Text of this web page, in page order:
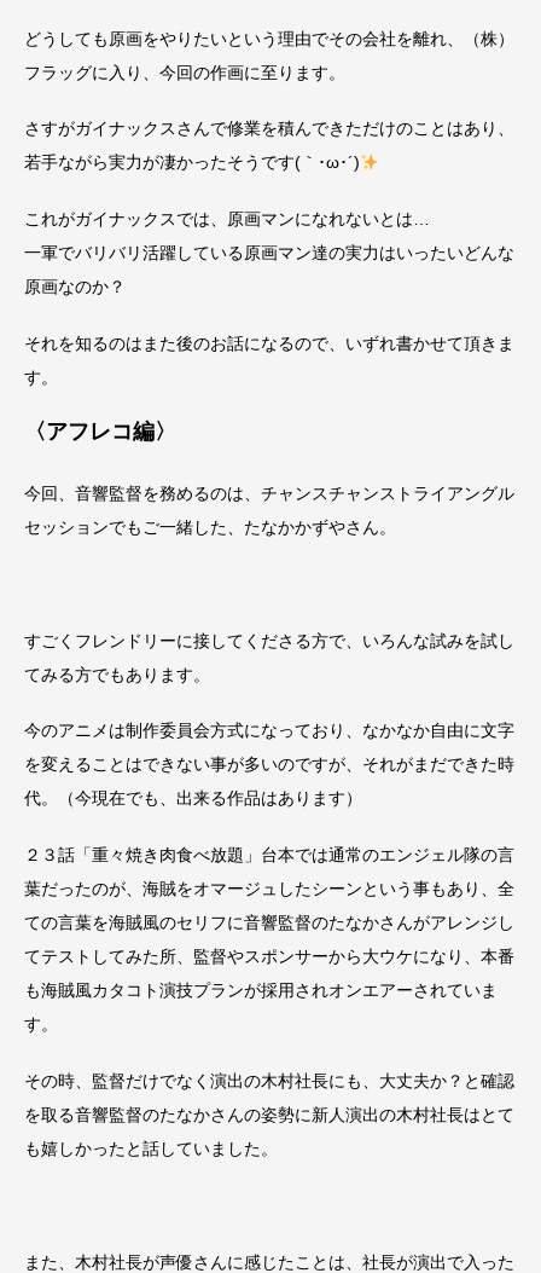
どうしても原画をやりたいという理由でその会社を離れ、（株）
フラッグに入り、今回の作画に至ります。
さすがガイナックスさんで修業を積んできただけのことはあり、
若手ながら実力が凄かったそうです(｀･ω･´)
これがガイナックスでは、原画マンになれないとは…
一軍でバリバリ活躍している原画マン達の実力はいったいどんな
原画なのか？
それを知るのはまた後のお話になるので、いずれ書かせて頂きま
す。
〈アフレコ編〉
今回、音響監督を務めるのは、チャンスチャンストライアングル
セッションでもご一緒した、たなかかずやさん。
すごくフレンドリーに接してくださる方で、いろんな試みを試し
てみる方でもあります。
今のアニメは制作委員会方式になっており、なかなか自由に文字
を変えることはできない事が多いのですが、それがまだできた時
代。（今現在でも、出来る作品はあります）
２３話「重々焼き肉食べ放題」台本では通常のエンジェル隊の言
葉だったのが、海賊をオマージュしたシーンという事もあり、全
ての言葉を海賊風のセリフに音響監督のたなかさんがアレンジし
てテストしてみた所、監督やスポンサーから大ウケになり、本番
も海賊風カタコト演技プランが採用されオンエアーされていま
す。
その時、監督だけでなく演出の木村社長にも、大丈夫か？と確認
を取る音響監督のたなかさんの姿勢に新人演出の木村社長はとて
も嬉しかったと話していました。
また、木村社長が声優さんに感じたことは、社長が演出で入った